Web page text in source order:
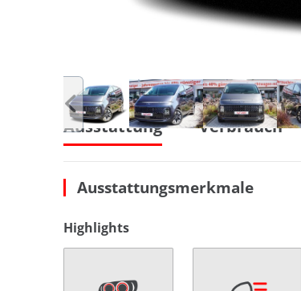
Ausstattung Verbrauch
Ausstattungsmerkmale
Highlights